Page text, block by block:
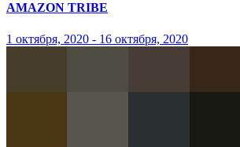
AMAZON TRIBE
1 октября, 2020 - 16 октября, 2020